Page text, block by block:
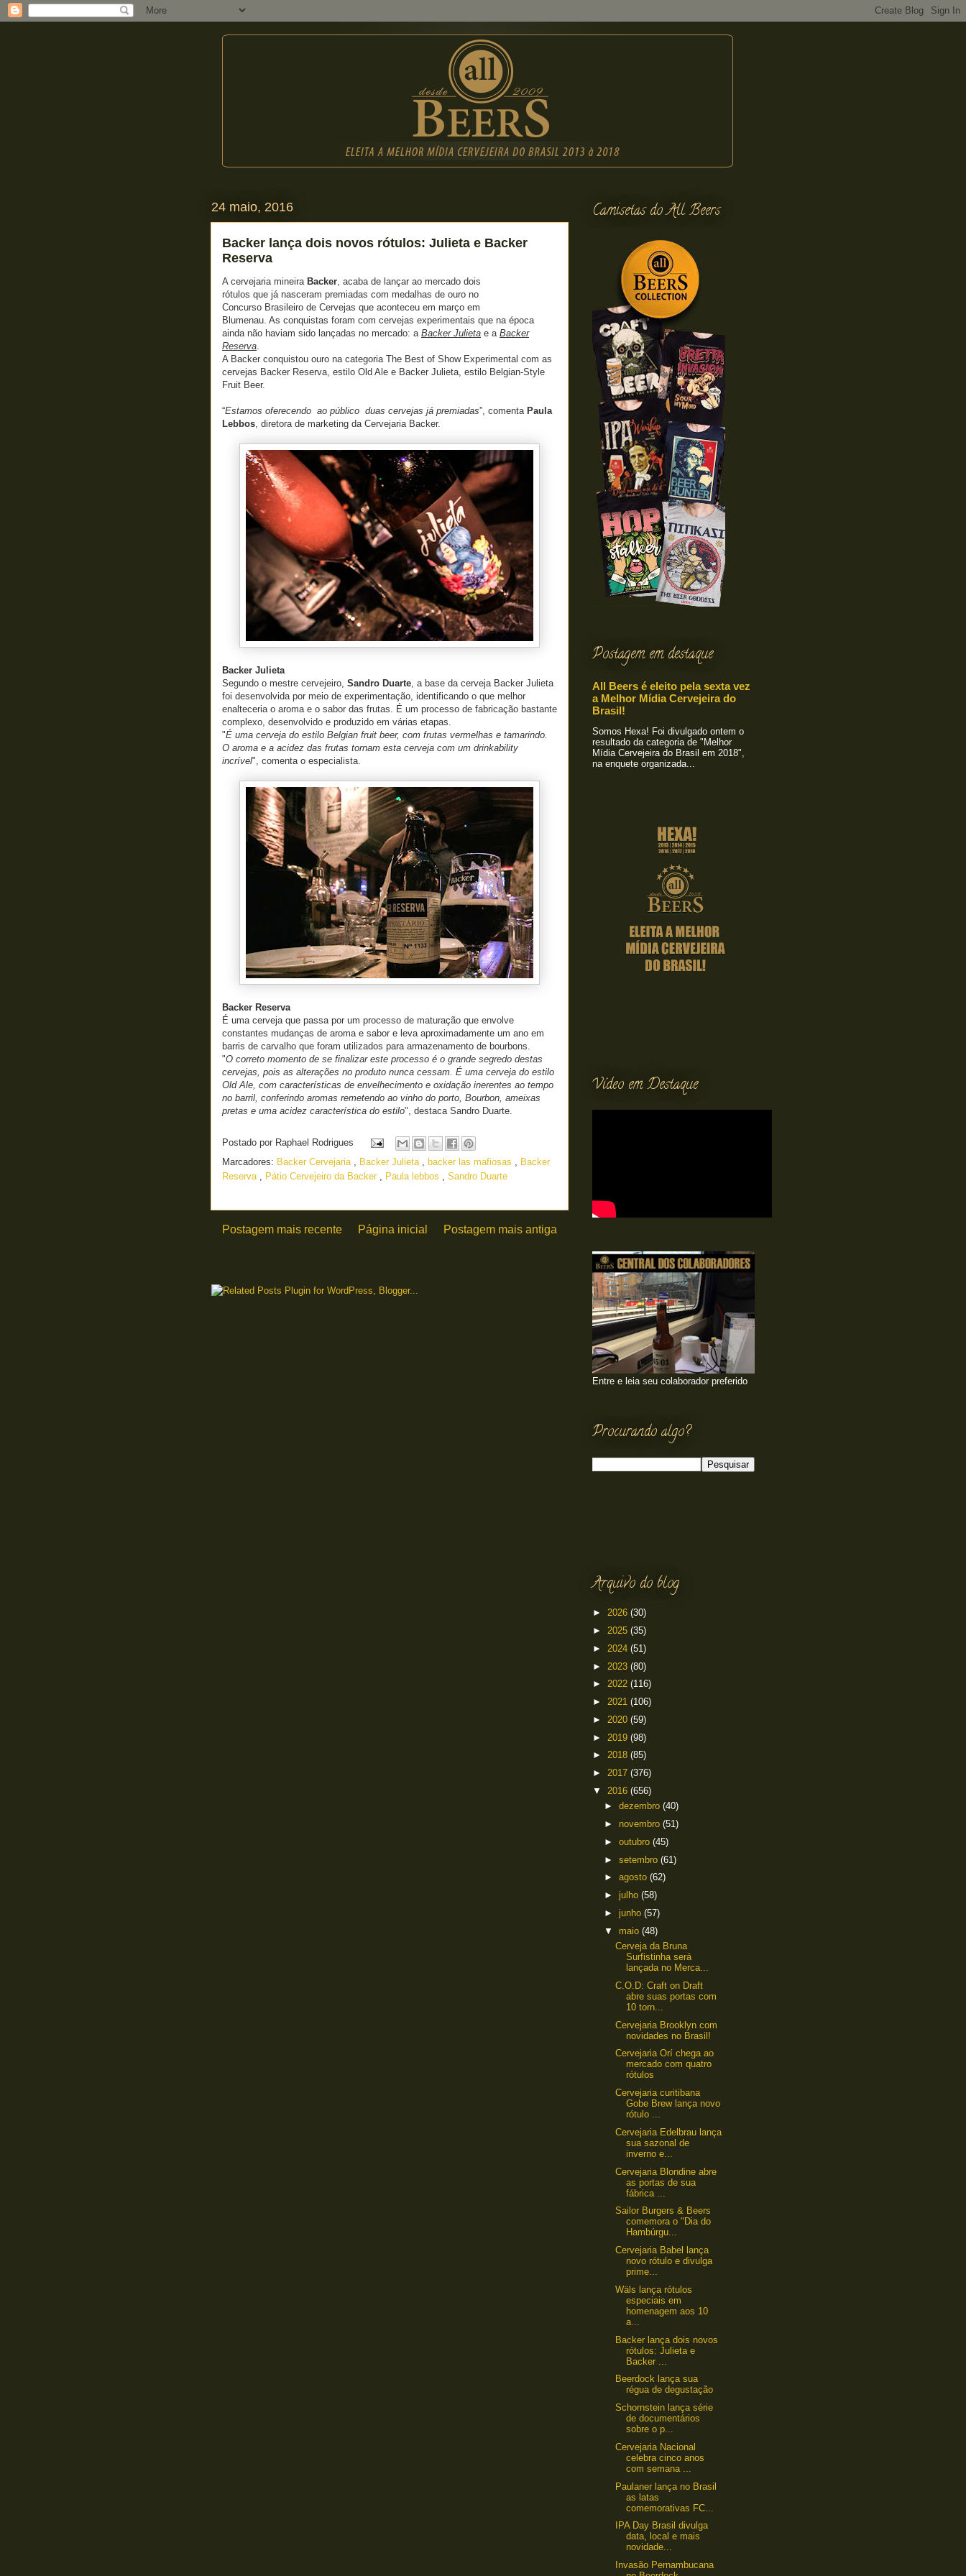
24 maio, 2016
Backer lança dois novos rótulos: Julieta e Backer
Reserva
A cervejaria mineira Backer, acaba de lançar ao mercado dois
rótulos que já nasceram premiadas com medalhas de ouro no
Concurso Brasileiro de Cervejas que aconteceu em março em
Blumenau. As conquistas foram com cervejas experimentais que na época
ainda não haviam sido lançadas no mercado: a Backer Julieta e a Backer
Reserva.
A Backer conquistou ouro na categoria The Best of Show Experimental com as
cervejas Backer Reserva, estilo Old Ale e Backer Julieta, estilo Belgian-Style
Fruit Beer.
“Estamos oferecendo ao público duas cervejas já premiadas”, comenta Paula
Lebbos, diretora de marketing da Cervejaria Backer.
Backer Julieta
Segundo o mestre cervejeiro, Sandro Duarte, a base da cerveja Backer Julieta
foi desenvolvida por meio de experimentação, identificando o que melhor
enalteceria o aroma e o sabor das frutas. É um processo de fabricação bastante
complexo, desenvolvido e produzido em várias etapas.
"É uma cerveja do estilo Belgian fruit beer, com frutas vermelhas e tamarindo.
O aroma e a acidez das frutas tornam esta cerveja com um drinkability
incrível", comenta o especialista.
Backer Reserva
É uma cerveja que passa por um processo de maturação que envolve
constantes mudanças de aroma e sabor e leva aproximadamente um ano em
barris de carvalho que foram utilizados para armazenamento de bourbons.
"O correto momento de se finalizar este processo é o grande segredo destas
cervejas, pois as alterações no produto nunca cessam. É uma cerveja do estilo
Old Ale, com características de envelhecimento e oxidação inerentes ao tempo
no barril, conferindo aromas remetendo ao vinho do porto, Bourbon, ameixas
pretas e uma acidez característica do estilo", destaca Sandro Duarte.
Postado por Raphael Rodrigues
Marcadores: Backer Cervejaria , Backer Julieta , backer las mafiosas , Backer
Reserva , Pátio Cervejeiro da Backer , Paula lebbos , Sandro Duarte
Postagem mais recente Postagem mais antiga
Página inicial
Camisetas do All Beers
Postagem em destaque
All Beers é eleito pela sexta vez
a Melhor Mídia Cervejeira do
Brasil!
Somos Hexa! Foi divulgado ontem o
resultado da categoria de "Melhor
Mídia Cervejeira do Brasil em 2018",
na enquete organizada...
Vídeo em Destaque
Entre e leia seu colaborador preferido
Procurando algo?
Arquivo do blog
► 2026 (30)
► 2025 (35)
► 2024 (51)
► 2023 (80)
► 2022 (116)
► 2021 (106)
► 2020 (59)
► 2019 (98)
► 2018 (85)
► 2017 (376)
▼ 2016 (656)
► dezembro (40)
► novembro (51)
► outubro (45)
► setembro (61)
► agosto (62)
► julho (58)
► junho (57)
▼ maio (48)
Cerveja da Bruna
Surfistinha será
lançada no Merca...
C.O.D: Craft on Draft
abre suas portas com
10 torn...
Cervejaria Brooklyn com
novidades no Brasil!
Cervejaria Orí chega ao
mercado com quatro
rótulos
Cervejaria curitibana
Gobe Brew lança novo
rótulo ...
Cervejaria Edelbrau lança
sua sazonal de
inverno e...
Cervejaria Blondine abre
as portas de sua
fábrica ...
Sailor Burgers & Beers
comemora o "Dia do
Hambúrgu...
Cervejaria Babel lança
novo rótulo e divulga
prime...
Wäls lança rótulos
especiais em
homenagem aos 10
a...
Backer lança dois novos
rótulos: Julieta e
Backer ...
Beerdock lança sua
régua de degustação
Schornstein lança série
de documentários
sobre o p...
Cervejaria Nacional
celebra cinco anos
com semana ...
Paulaner lança no Brasil
as latas
comemorativas FC...
IPA Day Brasil divulga
data, local e mais
novidade...
Invasão Pernambucana